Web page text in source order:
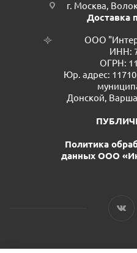
г. Москва,
Доставка
ООО
ИНН:
ОГРН:
Юр. адрес:
Донской,
Политика
данных ООО